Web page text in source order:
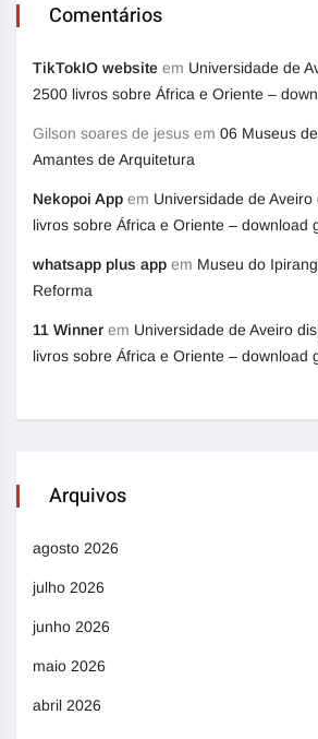
Comentários
TikTokIO website em Universidade de
2500 livros sobre África e Oriente –
Gilson soares de jesus em 06 Museus
Amantes de Arquitetura
Nekopoi App em Universidade de
livros sobre África e Oriente – download
whatsapp plus app em Museu do
Reforma
11 Winner em Universidade de Aveiro
livros sobre África e Oriente – download
Arquivos
agosto 2026
julho 2026
junho 2026
maio 2026
abril 2026